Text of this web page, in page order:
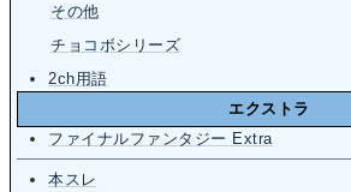
その他
チョコボシリーズ
2ch用語
エクストラ
ファイナルファンタジー Extra
本スレ